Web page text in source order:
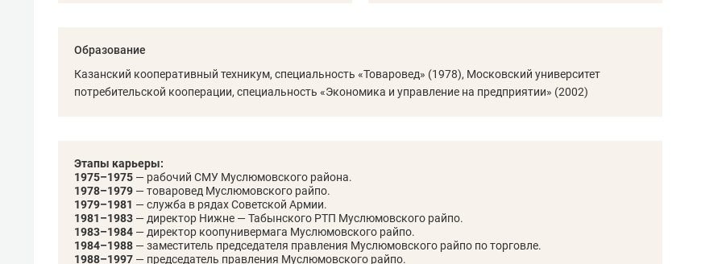
Образование
Казанский кооперативный техникум, специальность «Товаровед» (1978), Московский университет
потребительской кооперации, специальность «Экономика и управление на предприятии» (2002)
Этапы карьеры:
1975–1975 — рабочий СМУ Муслюмовского района.
1978–1979 — товаровед Муслюмовского райпо.
1979–1981 — служба в рядах Советской Армии.
1981–1983 — директор Нижне — Табынского РТП Муслюмовского райпо.
1983–1984 — директор коопунивермага Муслюмовского райпо.
1984–1988 — заместитель председателя правления Муслюмовского райпо по торговле.
1988–1997 — председатель правления Муслюмовского райпо.